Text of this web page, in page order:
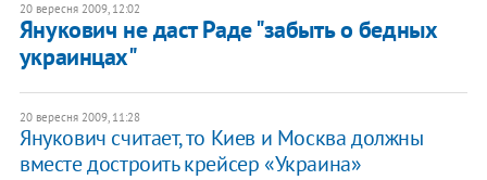
20 вересня 2009, 12:02
Янукович не даст Раде "забыть о бедных
украинцах"
20 вересня 2009, 11:28
Янукович считает, то Киев и Москва должны
вместе достроить крейсер «Украина»